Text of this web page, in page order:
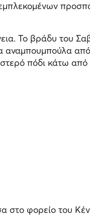
Το βράδυ του
πόδι κάτω από
φορείο του